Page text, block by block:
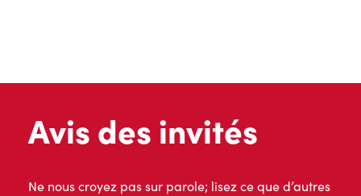
Avis des invités
Ne nous croyez pas sur parole; lisez ce que d’autres